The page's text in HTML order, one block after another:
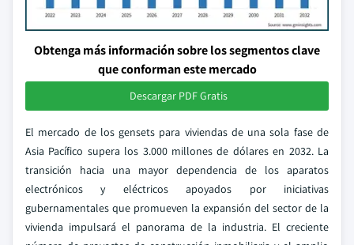
Obtenga más información sobre los segmentos clave
que conforman este mercado
Descargar PDF Gratis
El mercado de los gensets para viviendas de una sola fase de
Asia Pacífico supera los 3.000 millones de dólares en 2032. La
transición hacia una mayor dependencia de los aparatos
electrónicos y eléctricos apoyados por iniciativas
gubernamentales que promueven la expansión del sector de la
vivienda impulsará el panorama de la industria. El creciente